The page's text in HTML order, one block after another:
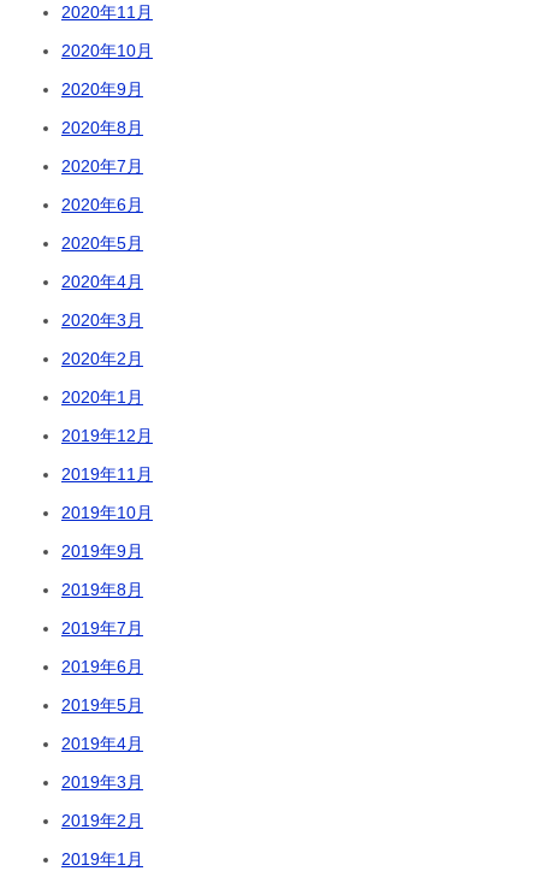
2020年11月
2020年10月
2020年9月
2020年8月
2020年7月
2020年6月
2020年5月
2020年4月
2020年3月
2020年2月
2020年1月
2019年12月
2019年11月
2019年10月
2019年9月
2019年8月
2019年7月
2019年6月
2019年5月
2019年4月
2019年3月
2019年2月
2019年1月